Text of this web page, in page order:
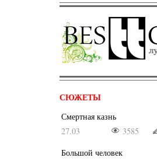
СЮЖЕТЫ
Смертная казнь
27.03
3585
Большой человек